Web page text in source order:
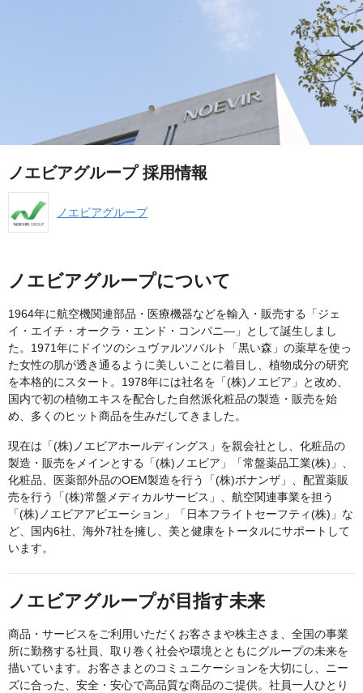
ノエビアグループ 採用情報
ノエビアグループ
ノエビアグループについて
1964年に航空機関連部品・医療機器などを輸入・販売する「ジェ
イ・エイチ・オークラ・エンド・コンパニ―」として誕生しまし
た。1971年にドイツのシュヴァルツバルト「黒い森」の薬草を使っ
た女性の肌が透き通るように美しいことに着目し、植物成分の研究
を本格的にスタート。1978年には社名を「(株)ノエビア」と改め、
国内で初の植物エキスを配合した自然派化粧品の製造・販売を始
め、多くのヒット商品を生みだしてきました。
現在は「(株)ノエビアホールディングス」を親会社とし、化粧品の
製造・販売をメインとする「(株)ノエビア」「常盤薬品工業(株)」、
化粧品、医薬部外品のOEM製造を行う「(株)ボナンザ」、配置薬販
売を行う「(株)常盤メディカルサービス」、航空関連事業を担う
「(株)ノエビアアビエーション」「日本フライトセーフティ(株)」な
ど、国内6社、海外7社を擁し、美と健康をトータルにサポートして
います。
ノエビアグループが目指す未来
商品・サービスをご利用いただくお客さまや株主さま、全国の事業
所に勤務する社員、取り巻く社会や環境とともにグループの未来を
描いています。お客さまとのコミュニケーションを大切にし、ニー
ズに合った、安全・安心で高品質な商品のご提供。社員一人ひとり